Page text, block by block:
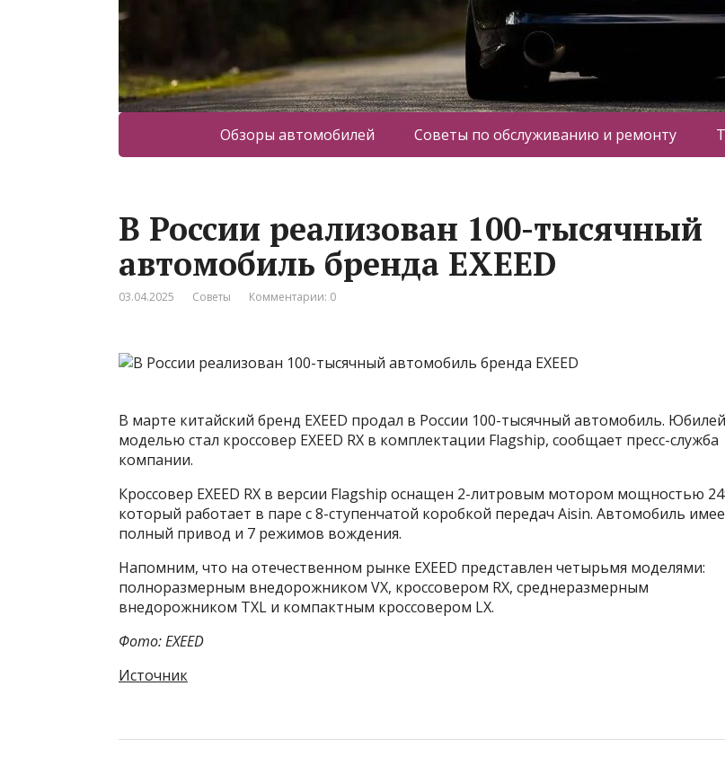
Обзоры автомобилей Советы по обслуживанию и ремонту
В России реализован 100-тысячный
автомобиль бренда EXEED
03.04.2025 Советы Комментарии: 0
В марте китайский бренд EXEED продал в России 100-тысячный автомобиль.
моделью стал кроссовер EXEED RX в комплектации Flagship, сообщает пресс-служба
компании.
Кроссовер EXEED RX в версии Flagship оснащен 2-литровым мотором мощностью
который работает в паре с 8-ступенчатой коробкой передач Aisin. Автомобиль
полный привод и 7 режимов вождения.
Напомним, что на отечественном рынке EXEED представлен четырьмя моделями:
полноразмерным внедорожником VX, кроссовером RX, среднеразмерным
внедорожником TXL и компактным кроссовером LX.
Фото: EXEED
Источник